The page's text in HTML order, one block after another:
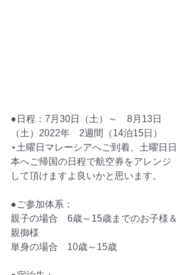
●日程：7月30日（土）～　8月13日
（土）2022年　2週間（14泊15日）
⋆土曜日マレーシアへご到着、土曜日日
本へご帰国の日程で航空券をアレンジ
して頂けますよ良いかと思います。
●ご参加体系：
親子の場合　6歳～15歳までのお子様＆
親御様
単身の場合　10歳～15歳